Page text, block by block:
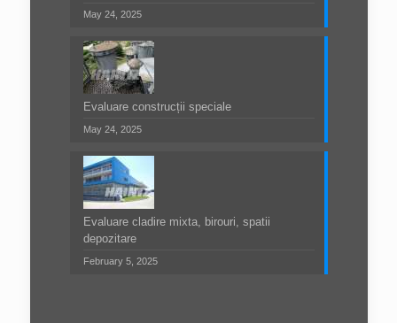
May 24, 2025
Evaluare construcții speciale
May 24, 2025
Evaluare cladire mixta, birouri, spatii
depozitare
February 5, 2025